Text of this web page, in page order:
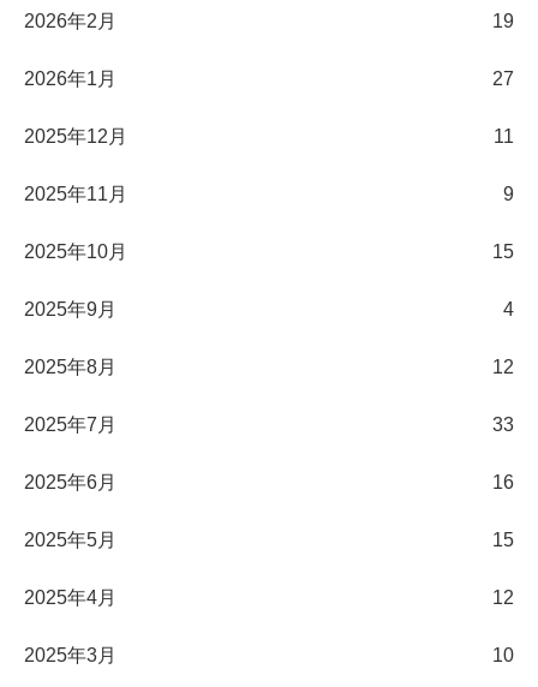
2026年2月 19
2026年1月 27
2025年12月 11
2025年11月 9
2025年10月 15
2025年9月 4
2025年8月 12
2025年7月 33
2025年6月 16
2025年5月 15
2025年4月 12
2025年3月 10